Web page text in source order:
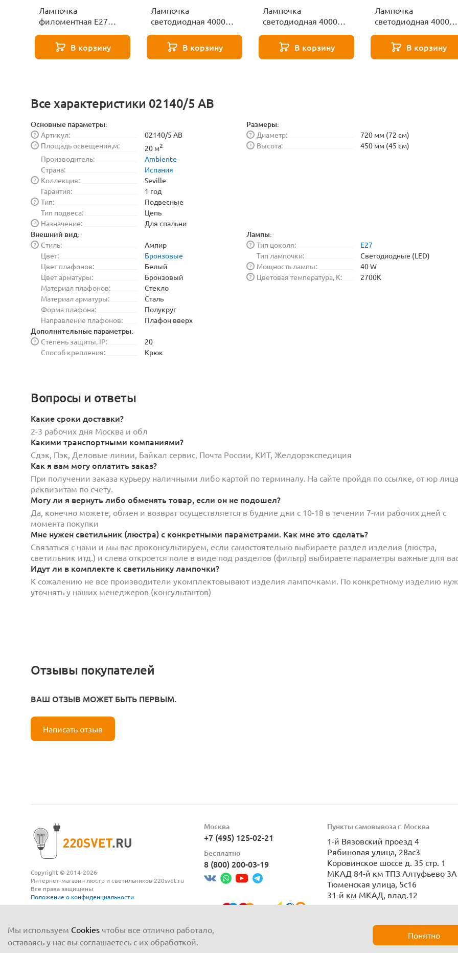
Лампочка
филоментная Е27
8529
В корзину
Лампочка
светодиодная 4000К
271 8589В корзину
Лампочка
светодиодная 4000К
271 8587В корзину
Лампочка
светодиодная 4000К
271 8588В корзину
Все характеристики 02140/5 AB
Основные параметры:
Артикул:
?
02140/5 AB
Площадь освещения,м:
? 20 м2
Производитель:
Ambiente
Страна:
Испания
Коллекция:
?
Seville
Гарантия:
1 год
Тип:
?
Подвесные
Тип подвеса:
Цепь
Назначение:
? Для спальни
Размеры:
Диаметр:
?
720 мм (72 см)
Высота:
? 450 мм (45 см)
Внешний вид:
Стиль:
?
Ампир
Цвет:
Бронзовые
Цвет плафонов:
Белый
Цвет арматуры:
Бронзовый
Материал плафонов:
Стекло
Материал арматуры:
Сталь
Форма плафона:
Полукруг
Направление плафонов:
Плафон вверх
Лампы:
Тип цоколя:
?
E27
Тип лампочки:
Светодиодные (LED)
Мощность лампы:
?
40 W
Цветовая температура, K:
? 2700K
Дополнительные параметры:
Степень защиты, IP:
?
20
Способ крепления:
Крюк
Вопросы и ответы
Какие сроки доставки?
2-3 рабочих дня Москва и обл
Какими транспортными компаниями?
Сдэк, Пэк, Деловые линии, Байкал сервис, Почта России, КИТ, Желдорэкспедиция
Как я вам могу оплатить заказ?
При получении заказа курьеру наличными либо картой по терминалу. На сайте пройдя по ссылке, от юр
реквизитам по счету.
Могу ли я вернуть либо обменять товар, если он не подошел?
Да, конечно можете, обмен и возврат осуществляется в будние дни с 10-18 в течении 7-ми рабочих дней с
момента покупки
Мне нужен светильник (люстра) с конкретными параметрами. Как мне это сделать?
Связаться с нами и мы вас проконсультируем, если самостоятельно выбираете раздел изделия (люстра,
светильник итд.) и слева откроется поле в виде под разделов (фильтр) выбираете параметры важные для
Идут ли в комплекте к светильнику лампочки?
К сожалению не все производители укомплектовывают изделия лампочками. По конкретному изделию
уточнять у наших менеджеров (консультантов)
Отзывы покупателей
ВАШ ОТЗЫВ МОЖЕТ БЫТЬ ПЕРВЫМ.
Написать отзыв
Copyright © 2014-2026
Интернет-магазин люстр и светильников 220svet.ru
Все права защищены
Положение о конфиденциальности
Москва
+7 (495) 125-02-21
Бесплатно
8 (800) 200-03-19
Пункты самовывоза г. Москва
1-й Вязовский проезд 4
Рябиновая улица, 28ас3
Коровинское шоссе д. 35 стр. 1
МКАД 84-й км ТПЗ Алтуфьево 3А
Тюменская улица, 5с16
31-й км МКАД, влад.12
Мы используем Cookies чтобы все отлично работало,
оставаясь у нас вы соглашаетесь с их обработкой.
Понятно